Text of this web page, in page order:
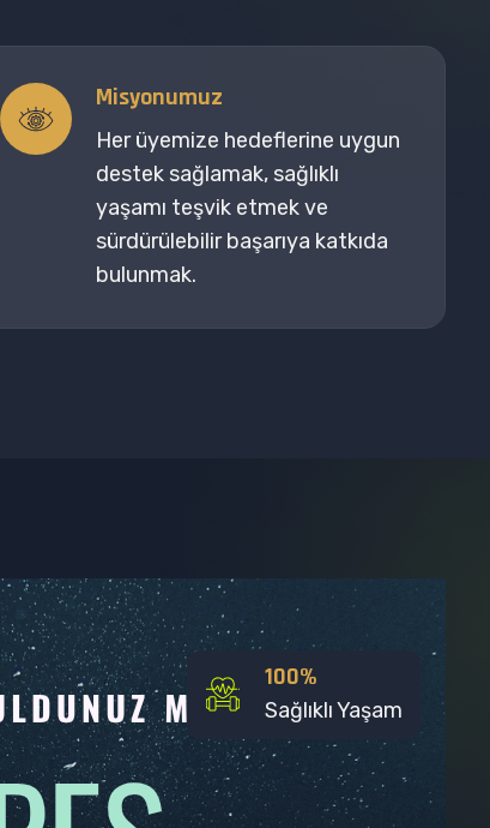
Misyonumuz
Her üyemize hedeflerine uygun
destek sağlamak, sağlıklı
yaşamı teşvik etmek ve
sürdürülebilir başarıya katkıda
bulunmak.
100%
Sağlıklı Yaşam